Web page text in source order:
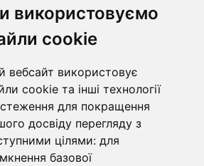
використовуємо
cookie
вебсайт використовує
cookie та інші технології
для покращення
досвіду перегляду з
цілями: для
базової